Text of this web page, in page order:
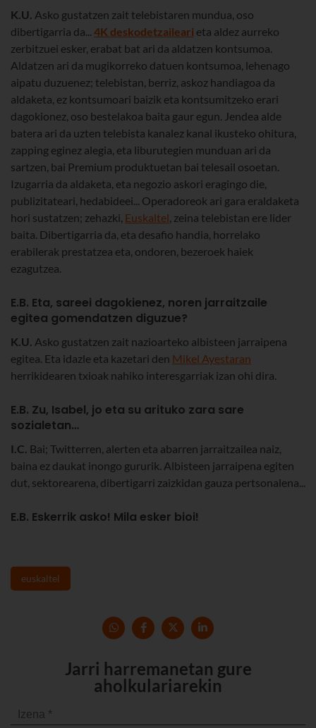
K.U. Asko gustatzen zait telebistaren mundua, oso
dibertigarria da... 4K deskodetzaileari eta aldez aurreko
zerbitzuei esker, erabat bat ari da aldatzen kontsumoa.
Aldatzen ari da mugikorreko datuen kontsumoa, lehenago
aipatu duzuenez; telebistan, berriz, askoz handiagoa da
aldaketa, ez kontsumoari baizik eta kontsumitzeko erari
dagokionez, oso bestelakoa baita gaur egun. Jendea alde
batera ari da uzten telebista kanalez kanal ikusteko ohitura,
zapping eginez alegia, eta liburutegien munduan ari da
sartzen, bai Premium produktuetan bai telesail osoetan.
Izugarria da aldaketa, eta negozio askori eragingo die,
publizitateari, hedabideei... Operadoreok ari gara eraldaketa
hori sustatzen; zehazki, Euskaltel, zeina telebistan ere lider
baita. Dibertigarria da, eta desafio handia, horrelako
erabilerak prestatzea eta, ondoren, bezeroek haiek
ezagutzea.
E.B. Eta, sareei dagokienez, noren jarraitzaile
egitea gomendatzen diguzue?
K.U. Asko gustatzen zait nazioarteko albisteen jarraipena
egitea. Eta idazle eta kazetari den Mikel Ayestaran
herrikidearen txioak nahiko interesgarriak izan ohi dira.
E.B. Zu, Isabel, jo eta su arituko zara sare
sozialetan…
I.C. Bai; Twitterren, alerten eta abarren jarraitzailea naiz,
baina ez daukat inongo gururik. Albisteen jarraipena egiten
dut, sektorearena, dibertigarri zaizkidan gauza pertsonalena...
E.B. Eskerrik asko! Mila esker bioi!
euskaltel
Jarri harremanetan gure
aholkulariarekin